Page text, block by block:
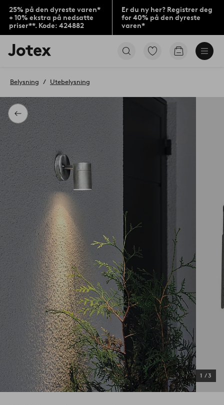
25% på den dyreste varen*
+ 10% ekstra på nedsatte
priser**. Kode: 424882
Er du ny her? Registrer deg
for 40% på den dyreste
varen*
Jotex’
logo
til
Gå
Gå
Tilbake
Belysning Utebelysning
1 /3